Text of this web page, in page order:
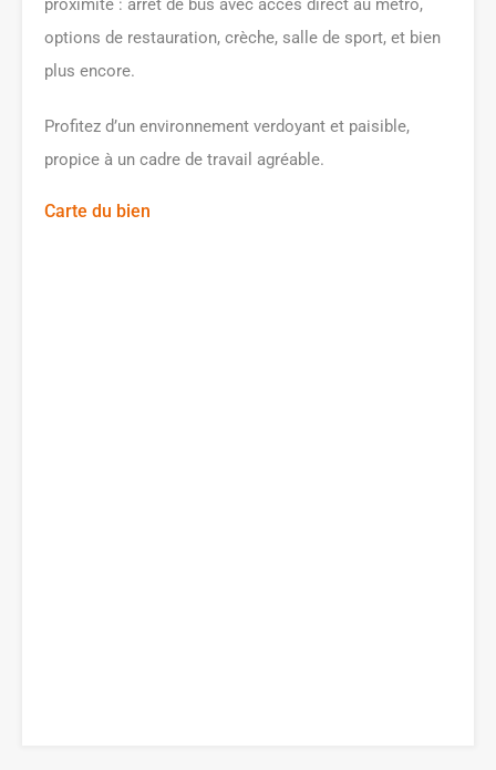
proximité : arrêt de bus avec accès direct au métro,
options de restauration, crèche, salle de sport, et bien
plus encore.
Profitez d’un environnement verdoyant et paisible,
propice à un cadre de travail agréable.
Carte du bien